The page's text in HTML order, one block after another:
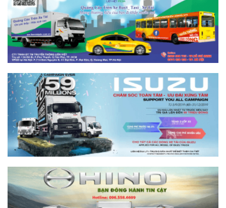
Xem chi tiết >>
So sánh xe tải SRM T35 và SRM K990:
Khác biệt gì và chọn sao cho đúng?
Xem chi tiết >>
So sánh xe tải SRM T35 và Tera 100s:
Nên chọn dòng nào?
Xem chi tiết >>
Nên mua xe tải SRM T30 vs Suzuki Carry
Pro? So sánh chi tiết
Xem chi tiết >>